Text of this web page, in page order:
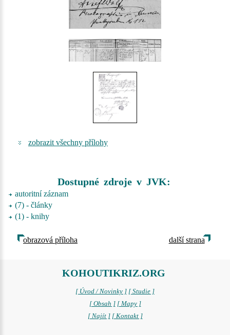
zobrazit všechny přílohy
Dostupné zdroje v JVK:
autoritní záznam
(7) - články
(1) - knihy
obrazová příloha další strana
KOHOUTIKRIZ.ORG
[ Úvod / Novinky ] [ Studie ]
[ Obsah ] [ Mapy ]
[ Najít ] [ Kontakt ]